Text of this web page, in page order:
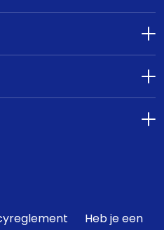
Heb je een